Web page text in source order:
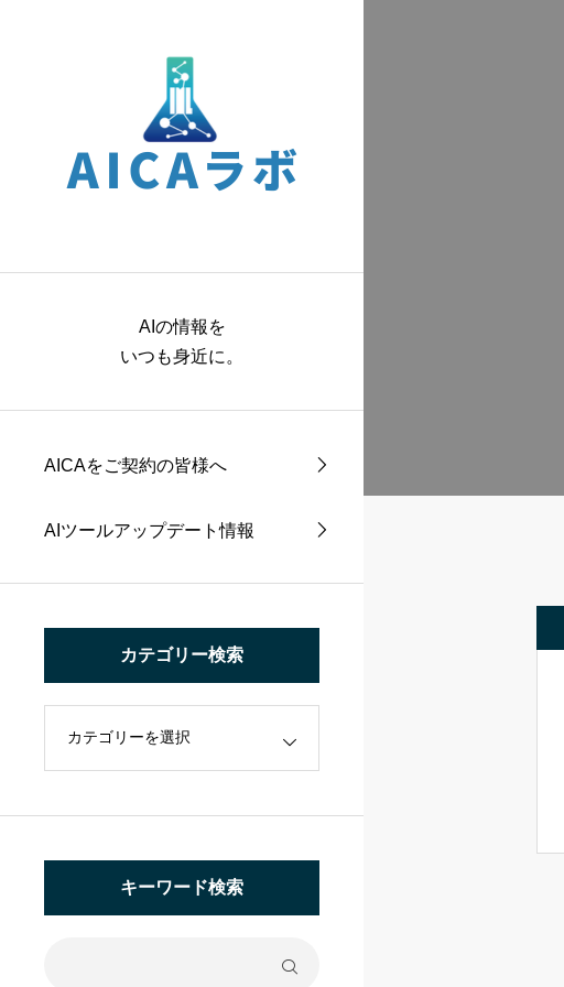
AIの情報を
いつも身近に。
AICAをご契約の皆様へ
AIツールアップデート情報
カテゴリー検索
キーワード検索